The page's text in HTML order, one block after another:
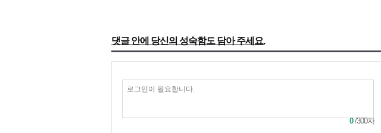
댓글 안에 당신의 성숙함도 담아 주세요.
0/300자